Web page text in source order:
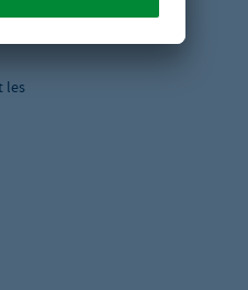
les